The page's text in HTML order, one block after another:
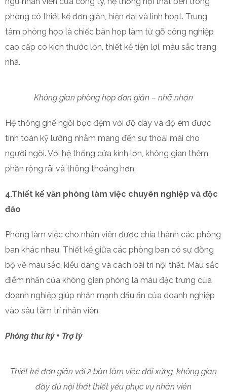
phòng có thiết kế đơn giản, hiện đại và linh hoạt. Trung
tâm phòng họp là chiếc bàn họp làm từ gỗ công nghiệp
cao cấp có kích thước lớn, thiết kế tiện lợi, màu sắc trang
nhã.
Không gian phòng họp đơn giản – nhã nhặn
Hệ thống ghế ngồi bọc đệm với độ dày và độ êm được
tính toán kỹ lưỡng nhằm mang đến sự thoải mái cho
người ngồi. Với hệ thống cửa kính lớn, không gian thêm
phần rộng rãi và thông thoáng hơn.
4.Thiết kế văn phòng làm việc chuyên nghiệp và độc
đáo
Phòng làm việc cho nhân viên được chia thành các phòng
ban khác nhau. Thiết kế giữa các phòng ban có sự đồng
bộ về màu sắc, kiểu dáng và cách bài trí nội thất. Màu sắc
điểm nhấn của không gian phòng là màu đặc trưng của
doanh nghiệp giúp nhấn mạnh dấu ấn của doanh nghiệp
vào sâu tâm trí nhân viên.
Phòng thư ký + Trợ lý
Thiết kế đơn giản với 2 bàn làm việc đối xứng, không gian
đầy đủ nội thất thiết yếu phục vụ nhân viên